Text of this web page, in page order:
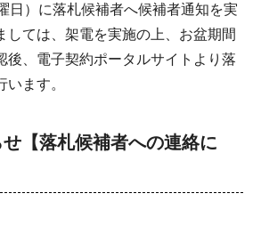
日）に落札候補者へ候補者通知を実
しては、架電を実施の上、お盆期間
後、電子契約ポータルサイトより落
ます。
【落札候補者への連絡に